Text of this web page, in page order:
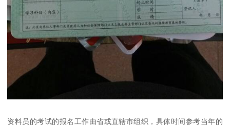
资料员的考试的报名工作由省或直辖市组织，具体时间参考当年的